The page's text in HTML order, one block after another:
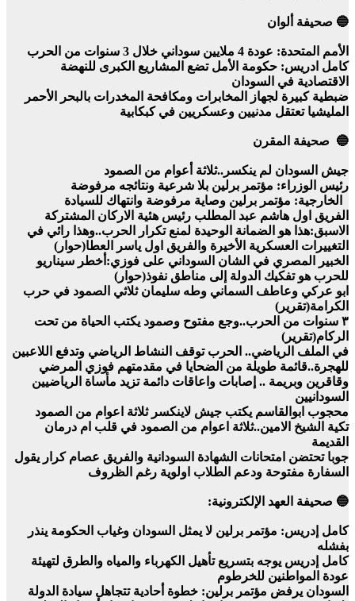
🔵 صحيفة ألوان
الأمم المتحدة: عودة 4 ملايين سوداني خلال 3 سنوات من الحرب
كامل ادريس: حكومة الأمل تضع المشاريع الكبرى للنهضة
الاقتصادية في السودان
ضبطية كبيرة لجهاز المخابرات ومكافحة المخدرات بالبحر الأحمر
المليشيا تعتقل مدنيين وعسكريين في كبكابية
🔵 صحيفة المقرن
جيش السودان لم ينكسر..ثلاثة أعوام من الصمود
رئيس الوزراء: مؤتمر برلين بلا شرعية ونتائجه مرفوضة
الخارجية: مؤتمر برلين وصاية مرفوضة وانتهاك للسيادة
الفريق اول هاشم عبد المطلب رئيس هئية الاركان المشتركة
الاسبق:هذا هو الضمانة الوحيدة لمنع تكرار الحرب..وهذا رائي في
التغييرات العسكرية الأخيرة والفريق اول ياسر العطا(حوار)
الخبير المصري في الشان السوداني على فوزي:أخطر سيناريو
للحرب هو تفكيك الدولة إلى مناطق نفوذ(حوار)
ابو عركي وعاطف السماني وطه سليمان ثلاثي الصمود في حرب
الكرامة(تقرير)
٣ سنوات من الحرب..وجع مفتوح وصمود يكتب الحياة من تحت
الركام(تقرير)
في الملف الرياضي.. الحرب توقف النشاط الرياضي وتدفع اللاعبين
للهجرة..قائمة طويلة من الضحايا في مقدمتهم فوزي المرضي
وقاقرين وبريمة .. إصابات واعاقات دائمة تزيد مأساة الرياضيين
السودانيين
محجوب ابوالقاسم يكتب جيش لاينكسر ثلاثة اعوام من الصمود
تكية الشيخ الامين..ثلاثة اعوام من الصمود في قلب ام درمان
القديمة
جوبا تحتضن امتحانات الشهادة السودانية والفريق عصام كرار يقول
السفارة مفتوحة ودعم الطلاب اولوية رغم الظروف
🔵 صحيفة العهد الإلكترونية:
كامل إدريس: مؤتمر برلين لا يمثل السودان وغياب الحكومة ينذر
بفشله
كامل إدريس يوجه بتسريع تأهيل الكهرباء والمياه والطرق لتهيئة
عودة المواطنين للخرطوم
السودان يرفض مؤتمر برلين: خطوة أحادية تتجاهل سيادة الدولة